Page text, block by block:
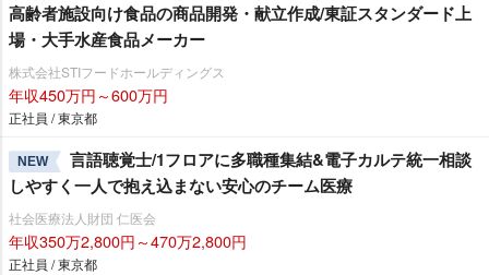
高齢者施設向け食品の商品開発・献立作成/東証スタンダード上
場・大手水産食品メーカー
株式会社STIフードホールディングス
年収450万円～600万円
正社員 / 東京都
NEW
言語聴覚士/1フロアに多職種集結&電子カルテ統一相談
しやすく一人で抱え込まない安心のチーム医療
社会医療法人財団 仁医会
年収350万2,800円～470万2,800円
正社員 / 東京都